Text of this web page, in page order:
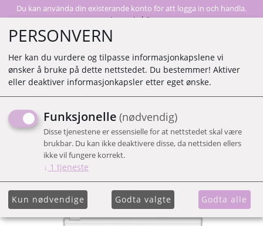
Du kan använda din existerande konto för att logga in och handla.
Logga in här
KIT.SCH HEALING
CHRYSTAL - AMETHYST
PERSONVERN
Her kan du vurdere og tilpasse informasjonkapslene vi
ønsker å bruke på dette nettstedet. Du bestemmer! Aktiver
eller deaktiver informasjonkapsler etter eget ønske.
Funksjonelle (nødvendig)
Disse tjenestene er essensielle for at nettstedet skal være
brukbar. Du kan ikke deaktivere disse, da nettsiden ellers
ikke vil fungere korrekt.
↓ 1 tjeneste
Kun nødvendige Godta valgte Godta alle